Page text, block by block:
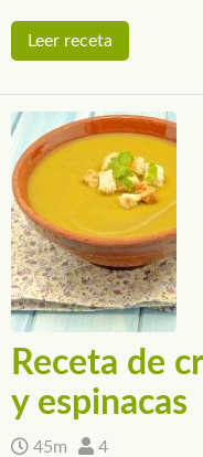
Leer receta
Receta de
y espinacas
45m 4